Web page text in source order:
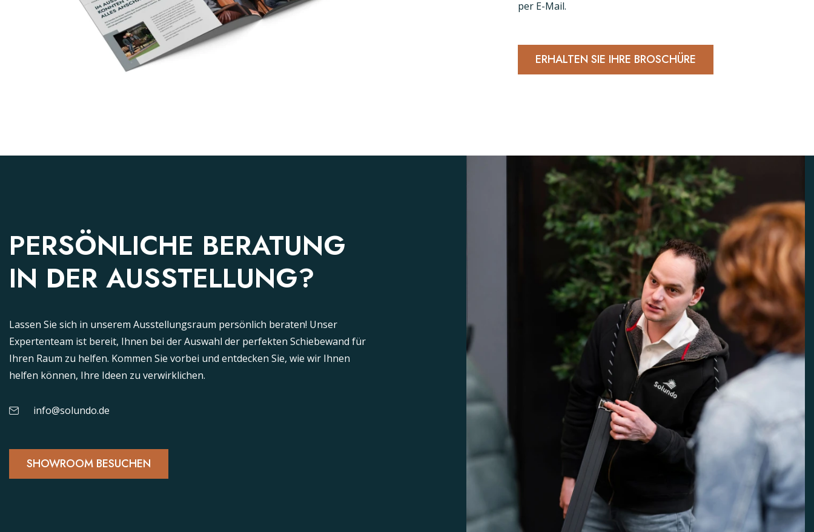
per E-Mail.
ERHALTEN SIE IHRE BROSCHÜRE
PERSÖNLICHE BERATUNG
IN DER AUSSTELLUNG?
Lassen Sie sich in unserem Ausstellungsraum persönlich beraten! Unser
Expertenteam ist bereit, Ihnen bei der Auswahl der perfekten Schiebewand für
Ihren Raum zu helfen. Kommen Sie vorbei und entdecken Sie, wie wir Ihnen
helfen können, Ihre Ideen zu verwirklichen.
info@solundo.de
SHOWROOM BESUCHEN